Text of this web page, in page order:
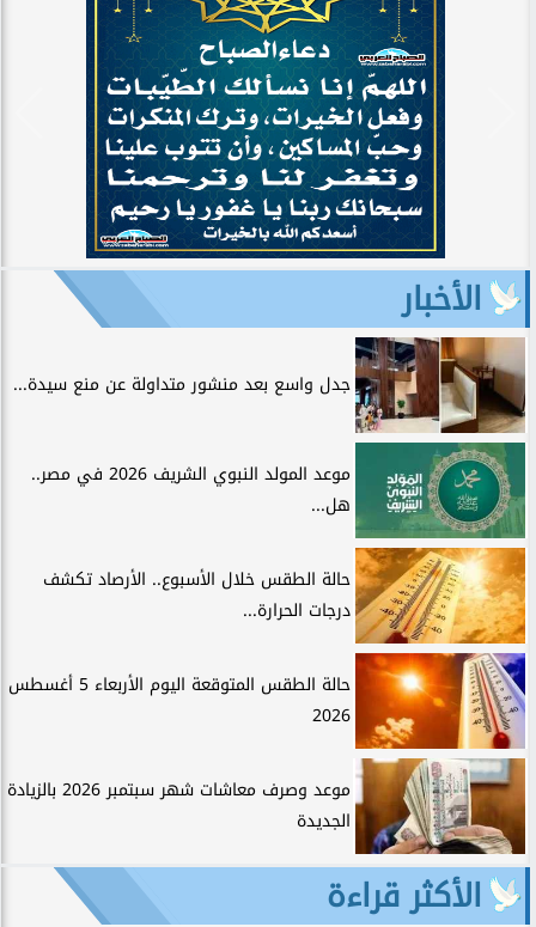
الأخبار
جدل واسع بعد منشور متداولة عن منع سيدة...
موعد المولد النبوي الشريف 2026 في مصر..
هل...
حالة الطقس خلال الأسبوع.. الأرصاد تكشف
درجات الحرارة...
حالة الطقس المتوقعة اليوم الأربعاء 5 أغسطس
2026
موعد وصرف معاشات شهر سبتمبر 2026 بالزيادة
الجديدة
الأكثر قراءة